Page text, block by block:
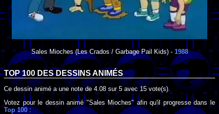
Sales Mioches(Les Crados / Garbage Pail Kids) - 1988
TOP 100 DESDESSINS ANIMÉS
Ce dessin animé a une note de4.08 sur 5 avec15vote(s).
Votez pour le dessin animé "Sales Mioches" afin qu'il progresse dans le
Top 100 :